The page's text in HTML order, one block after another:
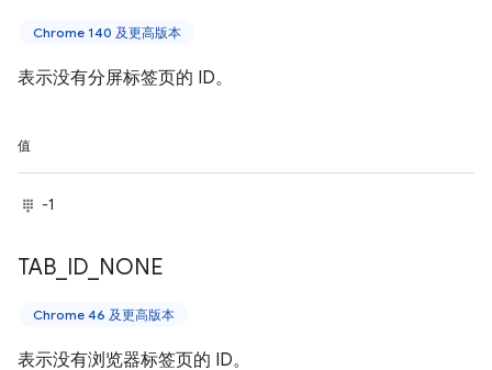
Chrome 140 及更高版本
表示没有分屏标签页的 ID。
值
-1
TAB ID NONE
Chrome 46 及更高版本
表示没有浏览器标签页的 ID。